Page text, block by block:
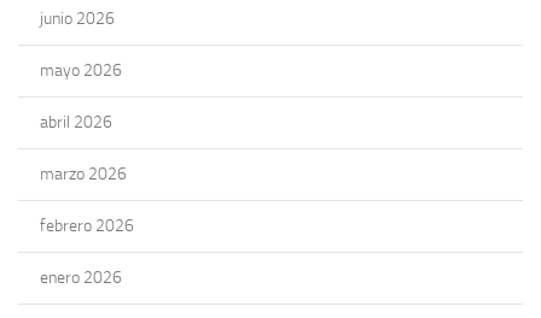
junio 2026
mayo 2026
abril 2026
marzo 2026
febrero 2026
enero 2026